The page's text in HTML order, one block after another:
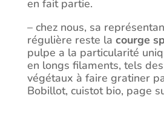
en fait partie.
– chez nous, sa
régulière reste la courge
pulpe a la particularité
en longs filaments, tels
végétaux à faire gratiner
Bobillot, cuistot bio, page